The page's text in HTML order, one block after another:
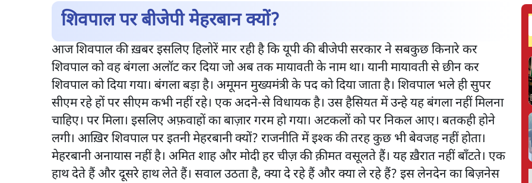
शिवपाल पर बीजेपी मेहरबान क्यों?
आज शिवपाल की ख़बर इसलिए हिलोरें मार रही है कि यूपी की बीजेपी सरकार ने सबकुछ किनारे कर
शिवपाल को वह बंगला अलॉट कर दिया जो अब तक मायावती के नाम था। यानी मायावती से छीन कर
शिवपाल को दिया गया। बंगला बड़ा है। अमूमन मुख्यमंत्री के पद को दिया जाता है। शिवपाल भले ही सुपर
सीएम रहे हों पर सीएम कभी नहीं रहे। एक अदने-से विधायक है। उस हैसियत में उन्हे यह बंगला नहीं मिलना
चाहिए। पर मिला। इसलिए अफ़वाहों का बाज़ार गरम हो गया। अटकलों को पर निकल आए। बतकही होने
लगी। आख़िर शिवपाल पर इतनी मेहरबानी क्यों? राजनीति में इश्क की तरह कुछ भी बेवजह नहीं होता।
मेहरबानी अनायास नहीं है। अमित शाह और मोदी हर चीज़ की क़ीमत वसूलते हैं। यह ख़ैरात नहीं बाँटते। एक
हाथ देते हैं और दूसरे हाथ लेते हैं। सवाल उठता है, क्या दे रहे हैं और क्या ले रहे हैं? इस लेनदेन का बिज़नेस